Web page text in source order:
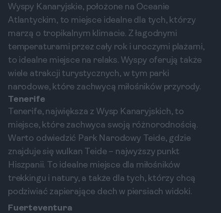
Wyspy Kanaryjskie, położone na Oceanie
Atlantyckim, to miejsce idealne dla tych, którzy
marzą o tropikalnym klimacie. Z łagodnymi
temperaturami przez cały rok i uroczymi plażami,
to idealne miejsce na relaks. Wyspy oferują także
wiele atrakcji turystycznych, w tym parki
narodowe, które zachwycą miłośników przyrody.
Tenerife
Tenerife, największa z Wysp Kanaryjskich, to
miejsce, które zachwyca swoją różnorodnością.
Warto odwiedzić Park Narodowy Teide, gdzie
znajduje się wulkan Teide – najwyższy punkt
Hiszpanii. To idealne miejsce dla miłośników
trekkingu i natury, a także dla tych, którzy chcą
podziwiać zapierające dech w piersiach widoki.
Fuerteventura